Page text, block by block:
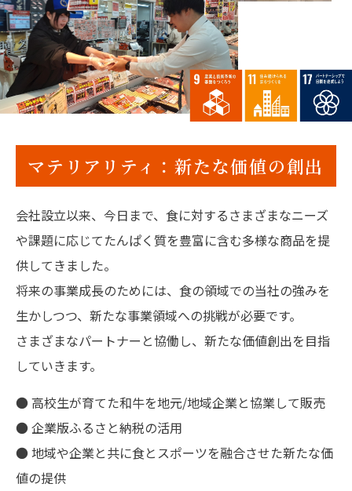
マテリアリティ：新たな価値の創出
会社設立以来、今日まで、食に対するさまざまなニーズ
や課題に応じてたんぱく質を豊富に含む多様な商品を提
供してきました。
将来の事業成長のためには、食の領域での当社の強みを
生かしつつ、新たな事業領域への挑戦が必要です。
さまざまなパートナーと協働し、新たな価値創出を目指
していきます。
● 高校生が育てた和牛を地元/地域企業と協業して販売
● 企業版ふるさと納税の活用
● 地域や企業と共に食とスポーツを融合させた新たな価
値の提供